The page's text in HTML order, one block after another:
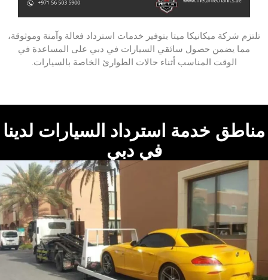
تلتزم شركة ميكانيكا ميتا‏ بتوفير خدمات استرداد فعالة وآمنة وموثوقة،
مما يضمن حصول سائقي السيارات في دبي على المساعدة في
الوقت المناسب أثناء حالات الطوارئ الخاصة بالسيارات.
مناطق خدمة استرداد السيارات لدينا
في دبي